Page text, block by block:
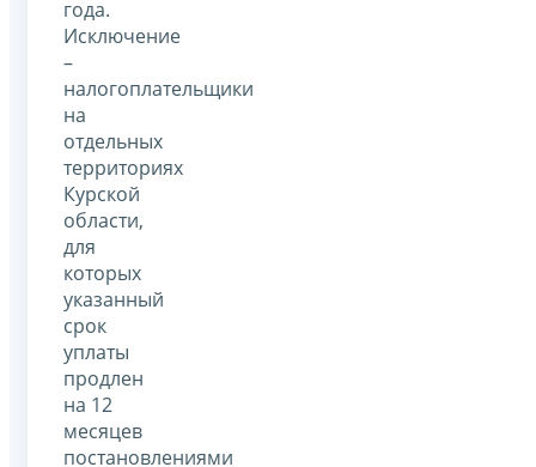
года.
Исключение
–
налогоплательщики
на
отдельных
территориях
Курской
области,
для
которых
указанный
срок
уплаты
продлен
на 12
месяцев
постановлениями